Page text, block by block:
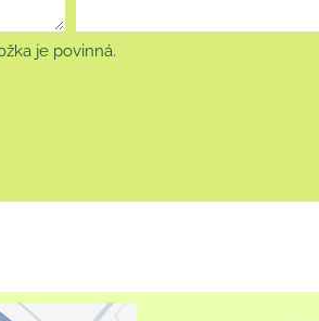
je povinná.